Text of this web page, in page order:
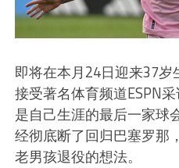
即将在本月24日迎来37
接受著名体育频道ESPN
是自己生涯的最后一家球
经彻底断了回归巴塞罗那
老男孩退役的想法。